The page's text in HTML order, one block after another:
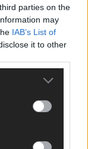
parties on the
may
IAB’s List of
it to other